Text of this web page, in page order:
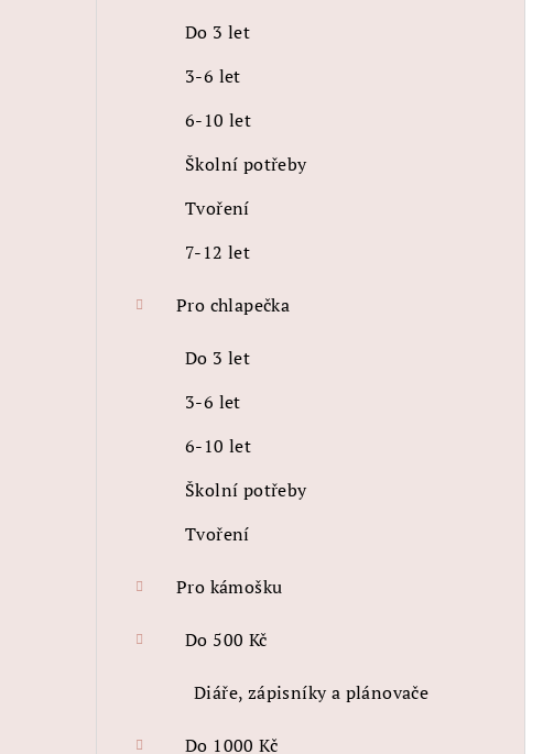
Do 3 let
3-6 let
6-10 let
Školní potřeby
Tvoření
7-12 let
Pro chlapečka
Do 3 let
3-6 let
6-10 let
Školní potřeby
Tvoření
Pro kámošku
Do 500 Kč
Diáře, zápisníky a plánovače
Do 1000 Kč